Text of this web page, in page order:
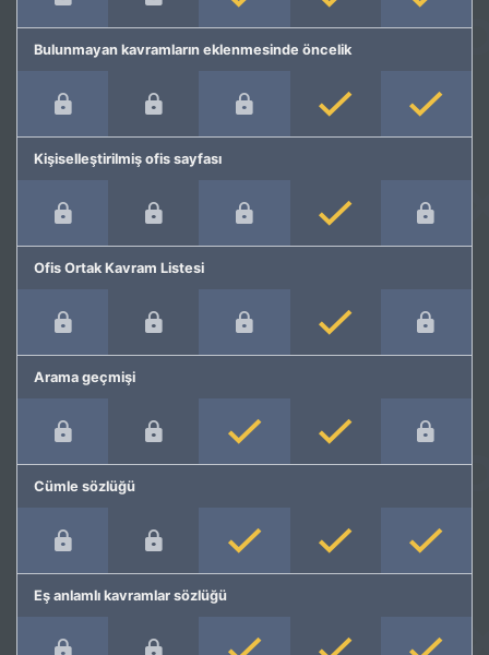
Bulunmayan kavramların eklenmesinde öncelik
Kişiselleştirilmiş ofis sayfası
Ofis Ortak Kavram Listesi
Arama geçmişi
Cümle sözlüğü
Eş anlamlı kavramlar sözlüğü